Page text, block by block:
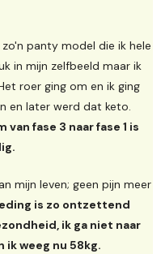
panty model die ik hele
in mijn zelfbeeld maar ik
roer ging om en ik ging
en later werd dat keto.
fase 3 naar fase 1 is
mijn leven; geen pijn meer
is zo ontzettend
ik ga niet naar
weeg nu 58kg.